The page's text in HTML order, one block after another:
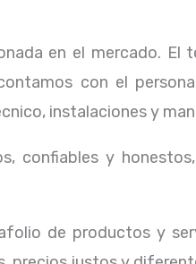
en el mercado. El
con el
instalaciones y
confiables y
de productos y